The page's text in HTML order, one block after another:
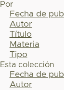
Por
Fecha de
Autor
Título
Materia
Tipo
Esta colección
Fecha de
Autor